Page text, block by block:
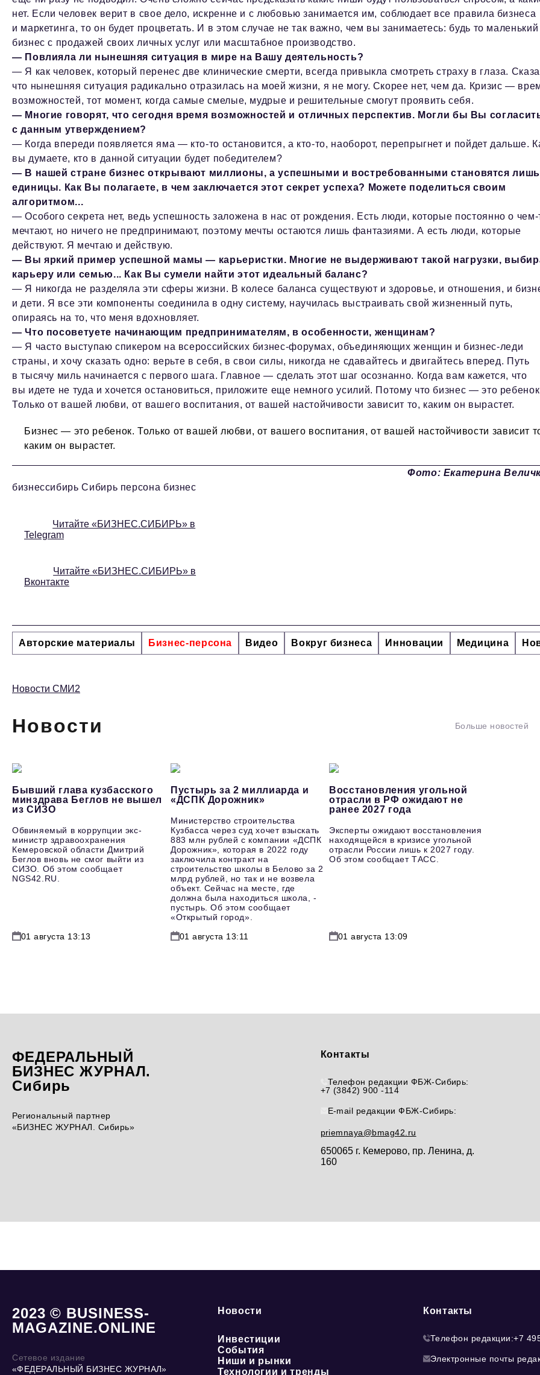
нет. Если человек верит в свое дело, искренне и с любовью занимается им, соблюдает все правила бизнеса
и маркетинга, то он будет процветать. И в этом случае не так важно, чем вы занимаетесь: будь то маленький
бизнес с продажей своих личных услуг или масштабное производство.
— Повлияла ли нынешняя ситуация в мире на Вашу деятельность?
— Я как человек, который перенес две клинические смерти, всегда привыкла смотреть страху в глаза.
что нынешняя ситуация радикально отразилась на моей жизни, я не могу. Скорее нет, чем да. Кризис —
возможностей, тот момент, когда самые смелые, мудрые и решительные смогут проявить себя.
— Многие говорят, что сегодня время возможностей и отличных перспектив. Могли бы Вы
с данным утверждением?
— Когда впереди появляется яма — кто-то остановится, а кто-то, наоборот, перепрыгнет и пойдет дальше.
вы думаете, кто в данной ситуации будет победителем?
— В нашей стране бизнес открывают миллионы, а успешными и востребованными становятся лишь
единицы. Как Вы полагаете, в чем заключается этот секрет успеха? Можете поделиться своим
алгоритмом...
— Особого секрета нет, ведь успешность заложена в нас от рождения. Есть люди, которые постоянно о чем-
мечтают, но ничего не предпринимают, поэтому мечты остаются лишь фантазиями. А есть люди, которые
действуют. Я мечтаю и действую.
— Вы яркий пример успешной мамы — карьеристки. Многие не выдерживают такой нагрузки,
карьеру или семью... Как Вы сумели найти этот идеальный баланс?
— Я никогда не разделяла эти сферы жизни. В колесе баланса существуют и здоровье, и отношения, и
и дети. Я все эти компоненты соединила в одну систему, научилась выстраивать свой жизненный путь,
опираясь на то, что меня вдохновляет.
— Что посоветуете начинающим предпринимателям, в особенности, женщинам?
— Я часто выступаю спикером на всероссийских бизнес-форумах, объединяющих женщин и бизнес-леди
страны, и хочу сказать одно: верьте в себя, в свои силы, никогда не сдавайтесь и двигайтесь вперед. Путь
в тысячу миль начинается с первого шага. Главное — сделать этот шаг осознанно. Когда вам кажется, что
вы идете не туда и хочется остановиться, приложите еще немного усилий. Потому что бизнес — это
Только от вашей любви, от вашего воспитания, от вашей настойчивости зависит то, каким он вырастет.
Бизнес — это ребенок. Только от вашей любви, от вашего воспитания, от вашей настойчивости зависит
каким он вырастет.
Фото: Екатерина
бизнессибирь Сибирь персона бизнес
Читайте «БИЗНЕС.СИБИРЬ» в
Telegram
Читайте «БИЗНЕС.СИБИРЬ» в
Вконтакте
Авторские материалы Бизнес-персона Видео Вокруг бизнеса Инновации Медицина
Новости СМИ2
Новости Больше новостей
Бывший глава кузбасского
минздрава Беглов не вышел
из СИЗО
Обвиняемый в коррупции экс-
министр здравоохранения
Кемеровской области Дмитрий
Беглов вновь не смог выйти из
СИЗО. Об этом сообщает
NGS42.RU.
01 августа 13:13
Пустырь за 2 миллиарда и
«ДСПК Дорожник»
Министерство строительства
Кузбасса через суд хочет взыскать
883 млн рублей с компании «ДСПК
Дорожник», которая в 2022 году
заключила контракт на
строительство школы в Белово за 2
млрд рублей, но так и не возвела
объект. Сейчас на месте, где
должна была находиться школа, -
пустырь. Об этом сообщает
«Открытый город».
01 августа 13:11
Восстановления угольной
отрасли в РФ ожидают не
ранее 2027 года
Эксперты ожидают восстановления
находящейся в кризисе угольной
отрасли России лишь к 2027 году.
Об этом сообщает ТАСС.
01 августа 13:09
ФЕДЕРАЛЬНЫЙ
БИЗНЕС ЖУРНАЛ.
Сибирь
Региональный партнер
«БИЗНЕС ЖУРНАЛ. Сибирь»
Контакты
Телефон редакции ФБЖ-Сибирь:
+7 (3842) 900 -114
E-mail редакции ФБЖ-Сибирь:
priemnaya@bmag42.ru
650065 г. Кемерово, пр. Ленина, д.
160
2023 © BUSINESS-
MAGAZINE.ONLINE
Сетевое издание
«ФЕДЕРАЛЬНЫЙ БИЗНЕС ЖУРНАЛ»
Новости
Инвестиции
События
Ниши и рынки
Технологии и тренды
Контакты
Телефон редакции:+7
Электронные почты